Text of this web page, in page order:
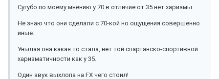
Сугубо по моему мнению у 70 в отличие от 35 нет харизмы.
Не знаю что они сделали с 70-кой но ощущения совершенно
иные.
Унылая она какая то стала, нет той спартанско-спортивной
харизматичности как у 35.
Один звук выхлопа на FX чего стоил!